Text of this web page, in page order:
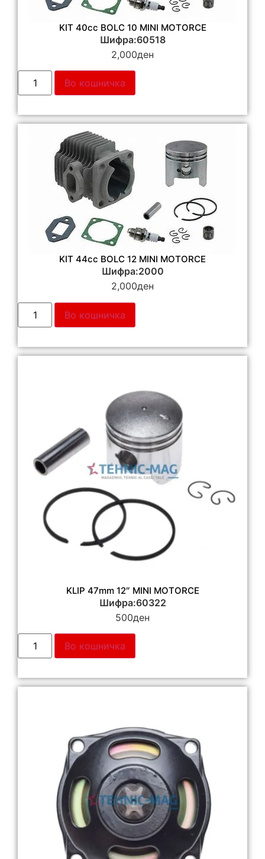
KIT 40cc BOLC 10 MINI MOTORCE
Шифра:60518
2,000ден
Во кошничка
KIT 44cc BOLC 12 MINI MOTORCE
Шифра:2000
2,000ден
Во кошничка
KLIP 47mm 12″ MINI MOTORCE
Шифра:60322
500ден
Во кошничка